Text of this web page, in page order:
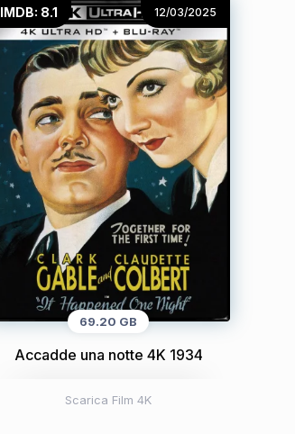
IMDB: 8.1 12/03/2025
69.20 GB
Accadde una notte 4K 1934
Scarica Film 4K